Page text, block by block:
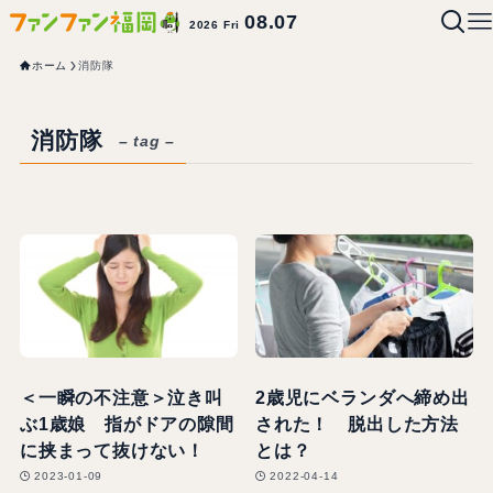
2026 Fri08.07
ホーム 消防隊
消防隊 – tag –
＜一瞬の不注意＞泣き叫
ぶ1歳娘 指がドアの隙間
に挟まって抜けない！
2023-01-09
2歳児にベランダへ締め出
された！ 脱出した方法
とは？
2022-04-14